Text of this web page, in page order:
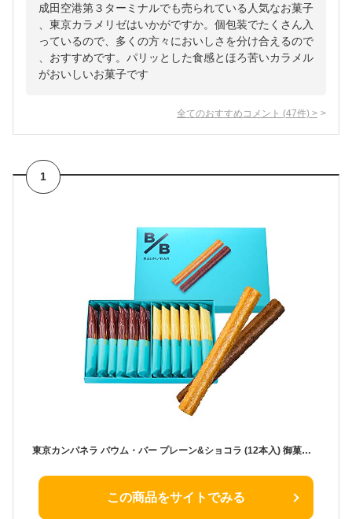
成田空港第３ターミナルでも売られている人気なお菓子
、東京カラメリゼはいかがですか。個包装でたくさん入
っているので、多くの方々においしさを分け合えるので
、おすすめです。パリッとした食感とほろ苦いカラメル
がおいしいお菓子です
全てのおすすめコメント (47件) >
1
東京カンパネラ バウム・バー プレーン&ショコラ (12本入) 御菓子 ギフト 東京 バームクーヘン 退職 御菓子 東京土産 菓子折り クッキー ギフト 御菓子 洋菓子 焼き菓子 手土産 御菓子 人気 お土産 プレゼント ギフト 贈り物 バウム クリスマス
この商品をサイトでみる